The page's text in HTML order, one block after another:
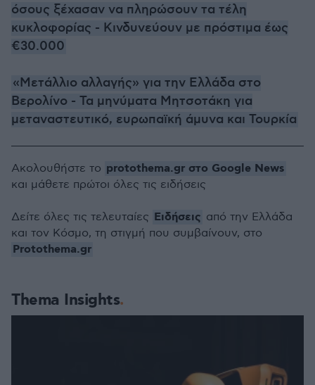
όσους ξέχασαν να πληρώσουν τα τέλη
κυκλοφορίας - Κινδυνεύουν με πρόστιμα έως
€30.000
«Μετάλλιο αλλαγής» για την Ελλάδα στο
Βερολίνο - Τα μηνύματα Μητσοτάκη για
μεταναστευτικό, ευρωπαϊκή άμυνα και Τουρκία
Thema Insights
Ακολουθήστε το protothema.gr στο Google News
και μάθετε πρώτοι όλες τις ειδήσεις
Δείτε όλες τις τελευταίες Ειδήσεις από την Ελλάδα
και τον Κόσμο, τη στιγμή που συμβαίνουν, στο
Protothema.gr